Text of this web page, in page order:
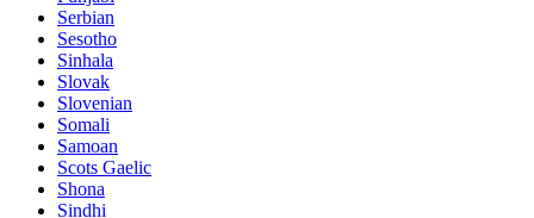
Serbian
Sesotho
Sinhala
Slovak
Slovenian
Somali
Samoan
Scots Gaelic
Shona
Sindhi